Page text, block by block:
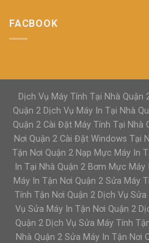
FACBOOK
Dịch Vụ Máy Tính Tại Nhà Quận
Quận 2 Dịch Vụ Máy In Tại Nhà
Quận 2 Cài Đặt Máy Tính Tại Nhà
Nơi Quận 2 Cài Đặt Windows Tại
Tận Nơi Quận 2 Nạp Mực Máy In
In Tại Nhà Quận 2 Bơm Mực
Máy In Tận Nơi Quận 2 Sửa Máy
Tính Tận Nơi Quận 2 Dịch Vụ
Vụ Sửa Máy In Tận Nơi Quận 2
Quận 2 Dịch Vụ Sửa Máy Tính
Nhà Quận 2 Sửa Máy In Tận Nơi